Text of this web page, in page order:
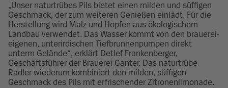
„Unser naturtrübes Pils bietet einen milden und süffigen
Geschmack, der zum weiteren Genießen einlädt. Für die
Herstellung wird Malz und Hopfen aus ökologischem
Landbau verwendet. Das Wasser kommt von den brauerei-
eigenen, unterirdischen Tiefbrunnenpumpen direkt
unterm Gelände“, erklärt Detlef Frankenberger,
Geschäftsführer der Brauerei Ganter. Das naturtrübe
Radler wiederum kombiniert den milden, süffigen
Geschmack des Pils mit erfrischender Zitronenlimonade.